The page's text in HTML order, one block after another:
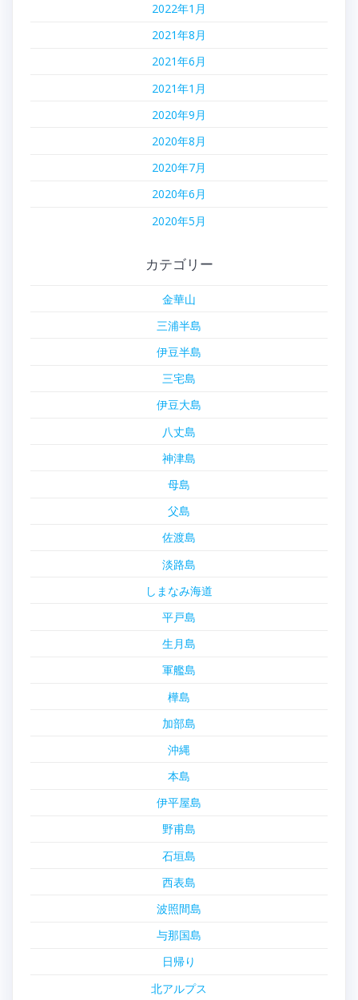
2022年1月
2021年8月
2021年6月
2021年1月
2020年9月
2020年8月
2020年7月
2020年6月
2020年5月
カテゴリー
金華山
三浦半島
伊豆半島
三宅島
伊豆大島
八丈島
神津島
母島
父島
佐渡島
淡路島
しまなみ海道
平戸島
生月島
軍艦島
樺島
加部島
沖縄
本島
伊平屋島
野甫島
石垣島
西表島
波照間島
与那国島
日帰り
北アルプス